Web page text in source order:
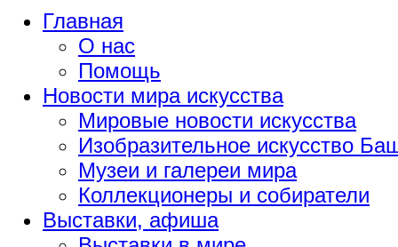
Главная
О нас
Помощь
Новости мира искусства
Мировые новости искусства
Изобразительное искусство
Музеи и галереи мира
Коллекционеры и собиратели
Выставки, афиша